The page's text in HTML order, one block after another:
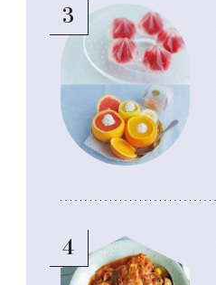
3
4